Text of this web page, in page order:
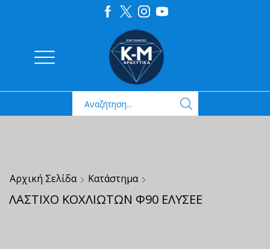
Αρχική Σελίδα Κατάστημα
ΛΑΣΤΙΧΟ ΚΟΧΛΙΩΤΩΝ Φ90 ΕΛΥΣΕΕ